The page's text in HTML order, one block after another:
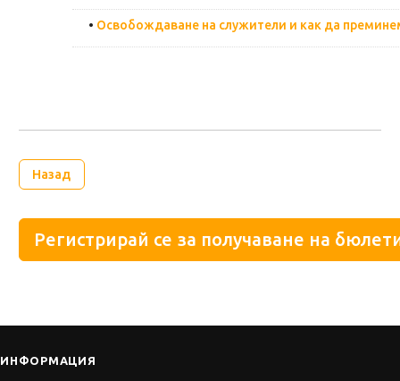
• Освобождаване на служители и как да
Назад
Регистрирай се за получаване на
ИНФОРМАЦИЯ